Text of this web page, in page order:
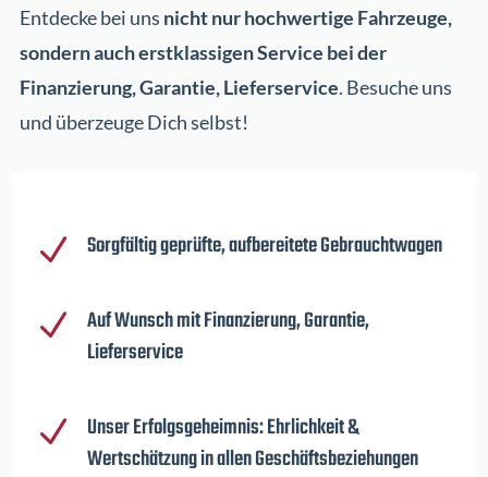
Entdecke bei uns nicht nur hochwertige Fahrzeuge,
sondern auch erstklassigen Service bei der
Finanzierung, Garantie, Lieferservice. Besuche uns
und überzeuge Dich selbst!
N Sorgfältig geprüfte, aufbereitete Gebrauchtwagen
N
Auf Wunsch mit Finanzierung, Garantie,
Lieferservice
N
Unser Erfolgsgeheimnis: Ehrlichkeit &
Wertschätzung in allen Geschäftsbeziehungen